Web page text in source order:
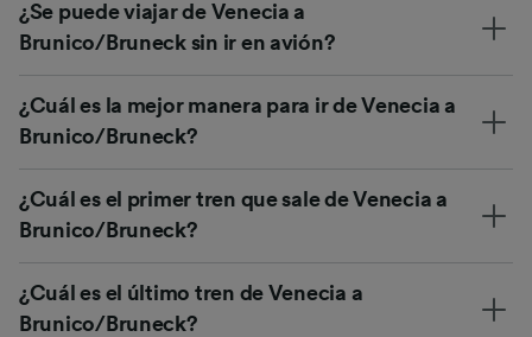
¿Se puede viajar de Venecia a
Brunico/Bruneck sin ir en avión?
¿Cuál es la mejor manera para ir de Venecia a
Brunico/Bruneck?
¿Cuál es el primer tren que sale de Venecia a
Brunico/Bruneck?
¿Cuál es el último tren de Venecia a
Brunico/Bruneck?